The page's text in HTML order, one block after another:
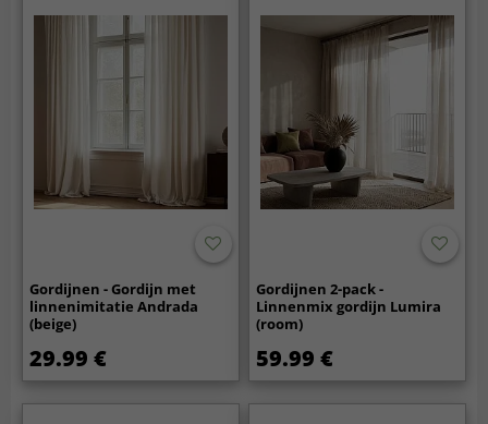
Gordijnen - Gordijn met
linnenimitatie Andrada
(beige)
29.99 €
Gordijnen 2-pack -
Linnenmix gordijn Lumira
(room)
59.99 €